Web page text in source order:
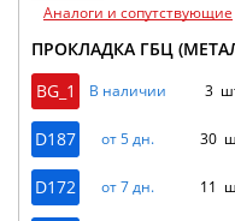
Аналоги и сопутствующие
ПРОКЛАДКА ГБЦ
BG_1
В наличии 3
D187 от 5 дн. 30
D172 от 7 дн. 11